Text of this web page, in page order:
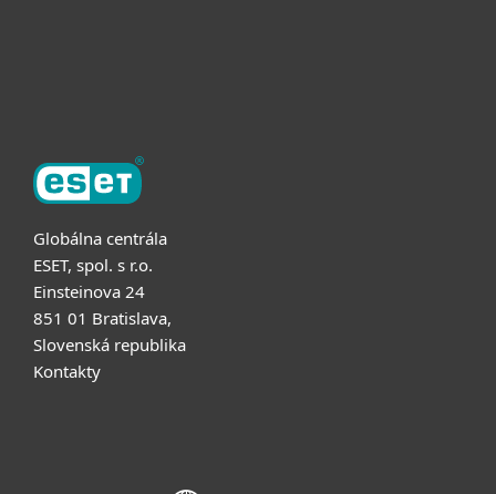
Globálna centrála
ESET, spol. s r.o.
Einsteinova 24
851 01 Bratislava,
Slovenská republika
Kontakty